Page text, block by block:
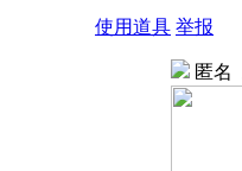
使用道具 举报
匿名